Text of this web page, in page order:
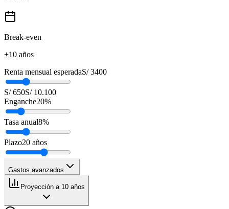
Break-even
+10 años
Renta mensual esperadaS/ 3400
S/ 650S/ 10.100
Enganche20%
Tasa anual8%
Plazo20 años
Gastos avanzados
Proyección a 10 años